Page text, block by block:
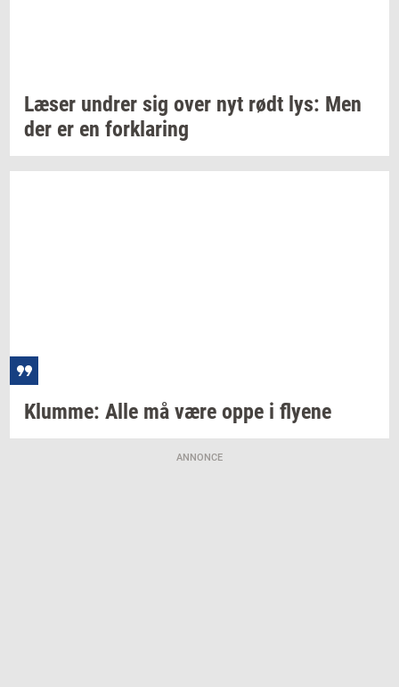
Læser un­drer sig over nyt rødt lys: Men
der er en for­kla­ring
Klum­me: Alle må være oppe i fly­e­ne
ANNONCE